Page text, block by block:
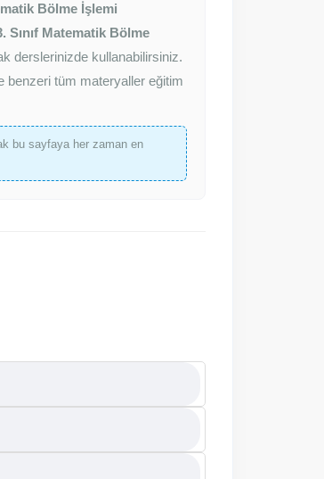
Bölme İşlemi
Sınıf Matematik Bölme
derslerinizde kullanabilirsiniz.
benzeri tüm materyaller eğitim
bu sayfaya her zaman en